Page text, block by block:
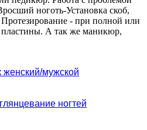
ноготь-Установка скоб,
- при полной или
пластины. А так же маникюр,
женский/мужской
ногтей